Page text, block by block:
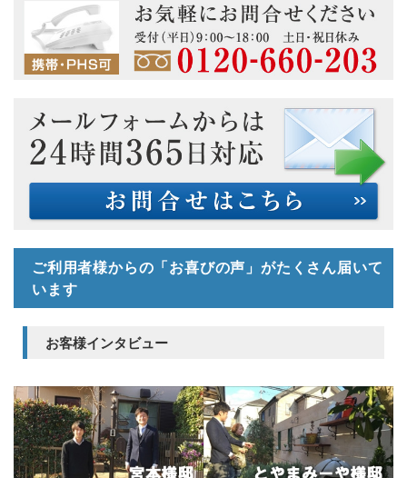
ご利用者様からの「お喜びの声」がたくさん届いて
います
お客様インタビュー